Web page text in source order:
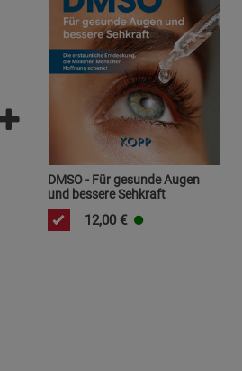
DMSO - Für gesunde Augen
und bessere Sehkraft
12,00 €
(2)
Cookies
Cookie-Informationenanzeigen
Cookies (3)
Cookies
Cookie-Informationenanzeigen